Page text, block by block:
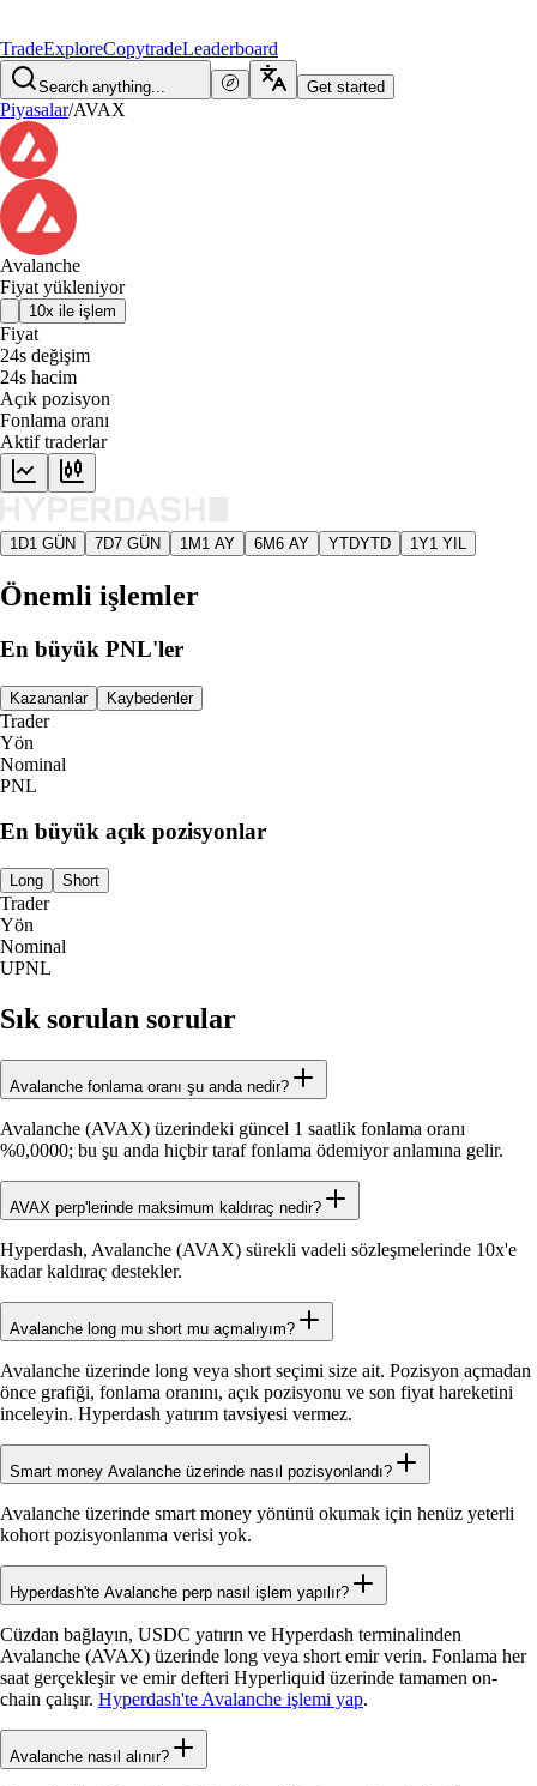
TradeExploreCopytradeLeaderboard
Search anything... Get started
Piyasalar/AVAX
Avalanche
Fiyat yükleniyor
10x ile işlem
Fiyat
24s değişim
24s hacim
Açık pozisyon
Fonlama oranı
Aktif traderlar
1D1 GÜN 7D7 GÜN 1M 1 AY 6M6 AY YTDYTD 1Y1 YIL
Önemli işlemler
En büyük PNL'ler
Kazananlar Kaybedenler
Trader
Yön
Nominal
PNL
En büyük açık pozisyonlar
Long Short
Trader
Yön
Nominal
UPNL
Sık sorulan sorular
Avalanche fonlama oranı şu anda nedir?
Avalanche (AVAX) üzerindeki güncel 1 saatlik fonlama oranı
%0,0000; bu şu anda hiçbir taraf fonlama ödemiyor anlamına gelir.
AVAX perp'lerinde maksimum kaldıraç nedir?
Hyperdash, Avalanche (AVAX) sürekli vadeli sözleşmelerinde 10x'e
kadar kaldıraç destekler.
Avalanche long mu short mu açmalıyım?
Avalanche üzerinde long veya short seçimi size ait. Pozisyon açmadan
önce grafiği, fonlama oranını, açık pozisyonu ve son fiyat hareketini
inceleyin. Hyperdash yatırım tavsiyesi vermez.
Smart money Avalanche üzerinde nasıl pozisyonlandı?
Avalanche üzerinde smart money yönünü okumak için henüz yeterli
kohort pozisyonlanma verisi yok.
Hyperdash'te Avalanche perp nasıl işlem yapılır?
Cüzdan bağlayın, USDC yatırın ve Hyperdash terminalinden
Avalanche (AVAX) üzerinde long veya short emir verin. Fonlama her
saat gerçekleşir ve emir defteri Hyperliquid üzerinde tamamen on-
chain çalışır. Hyperdash'te Avalanche işlemi yap.
Avalanche nasıl alınır?